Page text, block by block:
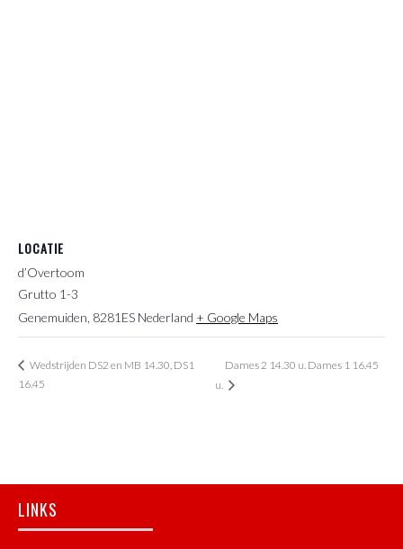
LOCATIE
d’Overtoom
Grutto 1-3
Genemuiden 8281ES Nederland + Google Maps
Wedstrijden DS2 en MB 14.30, DS1
16.45
Dames 2 14.30 u. Dames 1 16.45
u.
Footer
LINKS